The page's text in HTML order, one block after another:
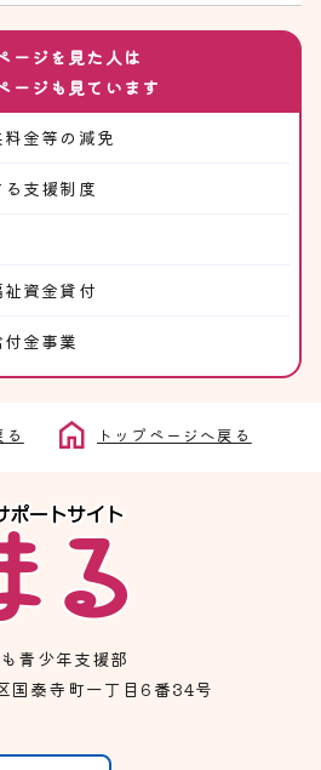
ージを見た人は
ージも見ています
金等の減免
支援制度
資金貸付
金事業
トップページへ戻る
青少年支援部
泰寺町一丁目6番34号